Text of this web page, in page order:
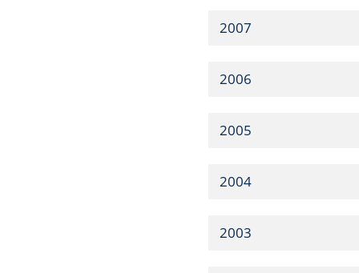
2007
2006
2005
2004
2003